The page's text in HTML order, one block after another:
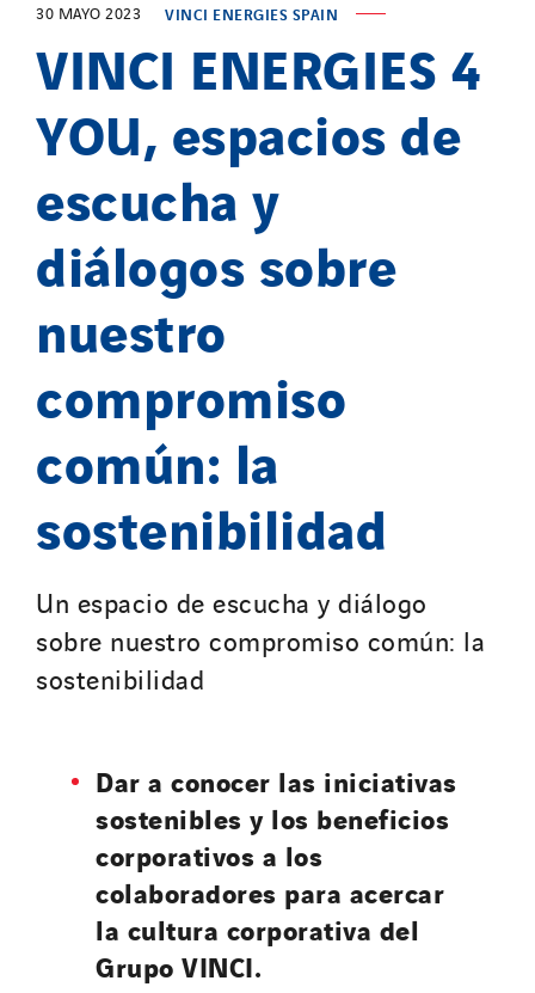
30 MAYO 2023 VINCI ENERGIES SPAIN
VINCI ENERGIES 4
YOU, espacios de
escucha y
diálogos sobre
nuestro
compromiso
común: la
sostenibilidad
Un espacio de escucha y diálogo
sobre nuestro compromiso común: la
sostenibilidad
Dar a conocer las iniciativas
sostenibles y los beneficios
corporativos a los
colaboradores para acercar
la cultura corporativa del
Grupo VINCI.